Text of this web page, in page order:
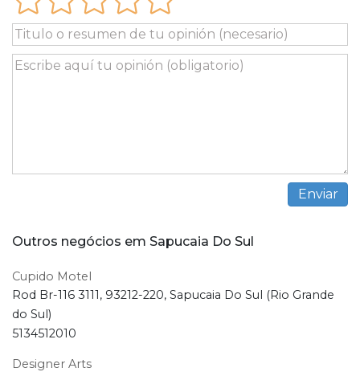
Outros negócios em Sapucaia Do Sul
Cupido Motel
Rod Br-116 3111, 93212-220, Sapucaia Do Sul (Rio Grande
do Sul)
5134512010
Designer Arts